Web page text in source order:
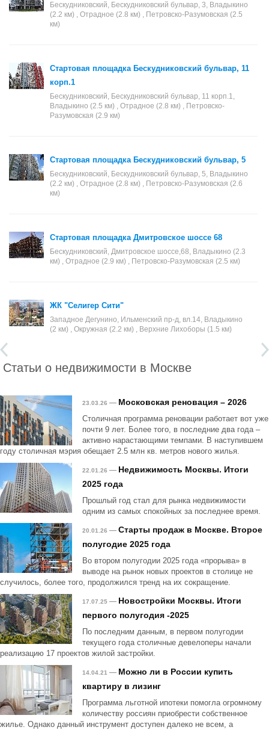
Бескудниковский, Бескудниковский бульвар, 3, Владыкино
(2.2 км) , Отрадное (2.8 км) , Петровско-Разумовская (2.5
км)
Стартовая площадка Бескудниковский бульвар, 11
корп.1
Бескудниковский, Бескудниковский бульвар, 11 корп.1,
Владыкино (2.5 км) , Отрадное (2.8 км) , Петровско-
Разумовская (2.9 км)
Стартовая площадка Бескудниковский бульвар, 5
Бескудниковский, Бескудниковский бульвар, 5, Владыкино
(2.2 км) , Отрадное (2.8 км) , Петровско-Разумовская (2.6
км)
Стартовая площадка Дмитровское шоссе 68
Бескудниковский, Дмитровское шоссе,68, Владыкино (2.3
км) , Отрадное (2.9 км) , Петровско-Разумовская (2.5 км)
ЖК "Селигер Сити"
Западное Дегунино, Ильменский пр-д, вл.14, Владыкино
(2 км) , Окружная (2.2 км) , Верхние Лихоборы (1.5 км)
Статьи о недвижимости в Москве
23.03.26 — Московская реновация – 2026
Столичная программа реновации работает вот уже
почти 9 лет. Более того, в последние два года –
активно нарастающими темпами. В наступившем
году столичная мэрия обещает 2.5 млн кв. метров нового жилья.
22.01.26 — Недвижимость Москвы. Итоги
2025 года
Прошлый год стал для рынка недвижимости
одним из самых спокойных за последнее время.
20.01.26 — Старты продаж в Москве. Второе
полугодие 2025 года
Во втором полугодии 2025 года «прорыва» в
выводе на рынок новых проектов в столице не
случилось, более того, продолжился тренд на их сокращение.
17.07.25 — Новостройки Москвы. Итоги
первого полугодия -2025
По последним данным, в первом полугодии
текущего года столичные девелоперы начали
реализацию 17 проектов жилой застройки.
14.04.21 — Можно ли в России купить
квартиру в лизинг
Программа льготной ипотеки помогла огромному
количеству россиян приобрести собственное
жилье. Однако данный инструмент доступен далеко не всем, а